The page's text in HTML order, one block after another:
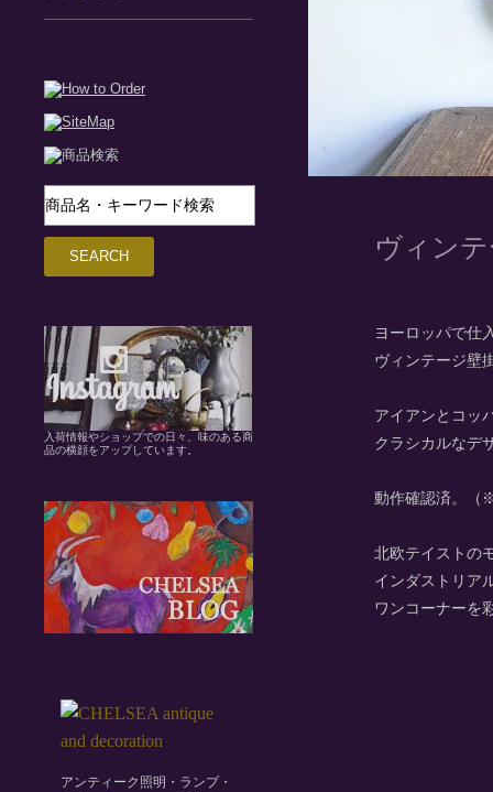
ヴィン
ヨーロッパで仕
ヴィンテージ壁
アイアンとコッ
クラシカルなデ
動作確認済。（
北欧テイストの
インダストリア
ワンコーナーを
入荷情報やショップでの日々、味のある商
品の横顔をアップしています。
アンティーク照明・ランプ・